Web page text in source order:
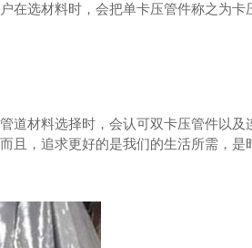
在选材料时，会把单卡压管件称之为卡
道材料选择时，会认可双卡压管件以及
且，追求更好的是我们的生活所需，是